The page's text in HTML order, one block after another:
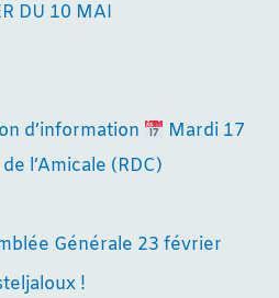
DU 10 MAI
d’information
Mardi 17
l’Amicale (RDC)
Générale 23 février
!